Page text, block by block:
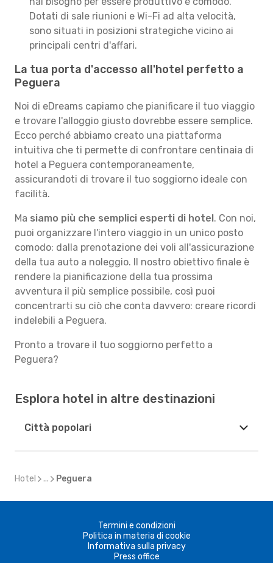
Dotati di sale riunioni e Wi-Fi ad alta velocità,
sono situati in posizioni strategiche vicino ai
principali centri d'affari.
La tua porta d'accesso all'hotel perfetto a
Peguera
Noi di eDreams capiamo che pianificare il tuo viaggio
e trovare l'alloggio giusto dovrebbe essere semplice.
Ecco perché abbiamo creato una piattaforma
intuitiva che ti permette di confrontare centinaia di
hotel a Peguera contemporaneamente,
assicurandoti di trovare il tuo soggiorno ideale con
facilità.
Ma siamo più che semplici esperti di hotel. Con noi,
puoi organizzare l'intero viaggio in un unico posto
comodo: dalla prenotazione dei voli all'assicurazione
della tua auto a noleggio. Il nostro obiettivo finale è
rendere la pianificazione della tua prossima
avventura il più semplice possibile, così puoi
concentrarti su ciò che conta davvero: creare ricordi
indelebili a Peguera.
Pronto a trovare il tuo soggiorno perfetto a
Peguera?
Esplora hotel in altre destinazioni
Città popolari
Hotel ... Peguera
Termini e condizioni
Politica in materia di cookie
Informativa sulla privacy
Press office